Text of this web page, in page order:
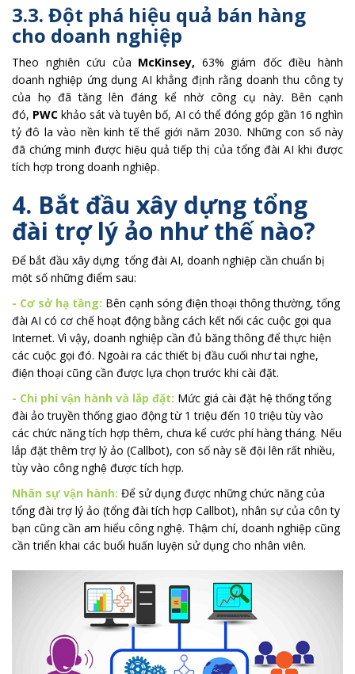
3.3. Đột phá hiệu quả bán hàng
cho doanh nghiệp
Theo nghiên cứu của McKinsey, 63% giám đốc điều hành
doanh nghiệp ứng dụng AI khẳng định rằng doanh thu công ty
của họ đã tăng lên đáng kể nhờ công cụ này. Bên cạnh
đó, PWC khảo sát và tuyên bố, AI có thể đóng góp gần 16 nghìn
tỷ đô la vào nền kinh tế thế giới năm 2030. Những con số này
đã chứng minh được hiệu quả tiếp thị của tổng đài AI khi được
tích hợp trong doanh nghiệp.
4. Bắt đầu xây dựng tổng
đài trợ lý ảo như thế nào?
Để bắt đầu xây dựng tổng đài AI, doanh nghiệp cần chuẩn bị
một số những điểm sau:
- Cơ sở hạ tầng: Bên cạnh sóng điện thoại thông thường, tổng
đài AI có cơ chế hoạt động bằng cách kết nối các cuộc gọi qua
Internet. Vì vậy, doanh nghiệp cần đủ băng thông để thực hiện
các cuộc gọi đó. Ngoài ra các thiết bị đầu cuối như tai nghe,
điện thoại cũng cần được lựa chọn trước khi cài đặt.
- Chi phí vận hành và lắp đặt: Mức giá cài đặt hệ thống tổng
đài ảo truyền thống giao động từ 1 triệu đến 10 triệu tùy vào
các chức năng tích hợp thêm, chưa kể cước phí hàng tháng. Nếu
lắp đặt thêm trợ lý ảo (Callbot), con số này sẽ đội lên rất nhiều,
tùy vào công nghệ được tích hợp.
Nhân sự vận hành: Để sử dụng được những chức năng của
tổng đài trợ lý ảo (tổng đài tích hợp Callbot), nhân sự của côn ty
bạn cũng cần am hiểu công nghệ. Thậm chí, doanh nghiệp cũng
cần triển khai các buổi huấn luyện sử dụng cho nhân viên.